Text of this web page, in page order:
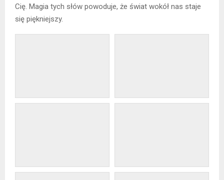
Cię. Magia tych słów powoduje, że świat wokół nas staje
się piękniejszy.